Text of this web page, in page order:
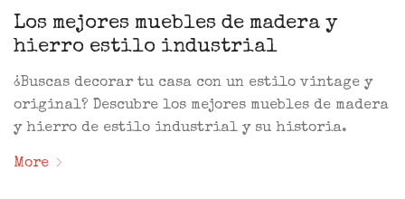
Los mejores muebles de madera y
hierro estilo industrial
¿Buscas decorar tu casa con un estilo vintage y
original? Descubre los mejores muebles de madera
y hierro de estilo industrial y su historia.
More